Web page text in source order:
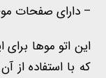
– دارای صفحات
این اتو موها
که با استفاده از